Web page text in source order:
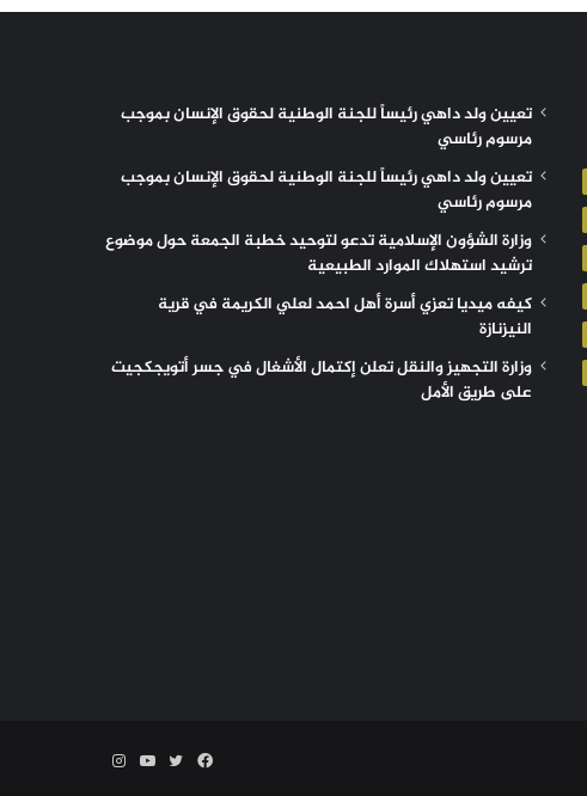
تعيين ولد داهي رئيساً للجنة الوطنية لحقوق الإنسان بموجب
مرسوم رئاسي
تعيين ولد داهي رئيساً للجنة الوطنية لحقوق الإنسان بموجب
مرسوم رئاسي
وزارة الشؤون الإسلامية تدعو لتوحيد خطبة الجمعة حول موضوع
ترشيد استهلاك الموارد الطبيعية
كيفه ميديا تعزي أسرة أهل احمد لعلي الكريمة في قرية
النيزنازة
وزارة التجهيز والنقل تعلن إكتمال الأشغال في جسر أتويجكجيت
على طريق الأمل
فيسبوك
تويتر يوتيوب